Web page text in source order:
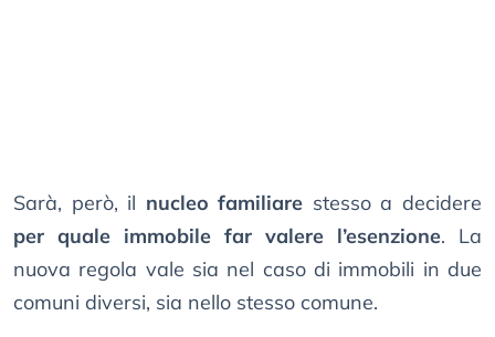
Sarà, però, il nucleo familiare stesso a decidere
per quale immobile far valere l’esenzione. La
nuova regola vale sia nel caso di immobili in due
comuni diversi, sia nello stesso comune.